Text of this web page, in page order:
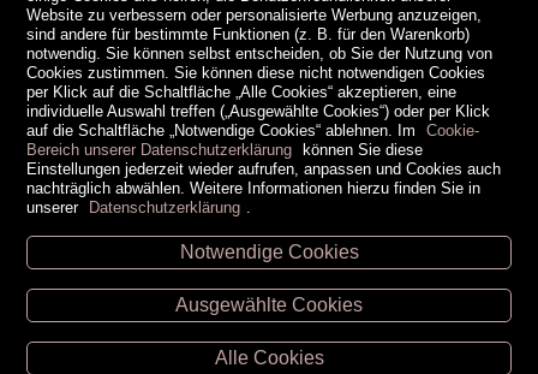
Unsere Öffnungszeiten
Retz -02942/20433
Hollabrunn -02952/30057
Website zu verbessern oder personalisierte Werbung anzuzeigen,
sind andere für bestimmte Funktionen (z. B. für den Warenkorb)
notwendig. Sie können selbst entscheiden, ob Sie der Nutzung von
Cookies zustimmen. Sie können diese nicht notwendigen Cookies
per Klick auf die Schaltfläche „Alle Cookies“ akzeptieren, eine
individuelle Auswahl treffen („Ausgewählte Cookies“) oder per Klick
auf die Schaltfläche „Notwendige Cookies“ ablehnen. Im
Cookie-
Bereich unserer Datenschutzerklärung können Sie diese
Einstellungen jederzeit wieder aufrufen, anpassen und Cookies auch
nachträglich abwählen. Weitere Informationen hierzu finden Sie in
unserer Datenschutzerklärung
Notwendige Cookies
Ausgewählte Cookies
Alle Cookies